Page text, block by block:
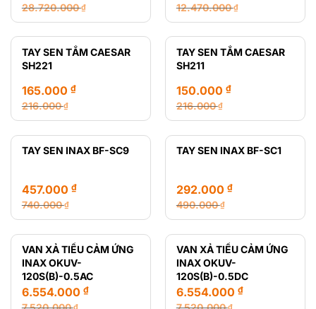
28.720.000₫
Giá
gốc
là:
28.720.000 ₫.
Giá
hiện
tại
là:
12.470.000₫
Giá
gốc
là:
12.470.000 ₫.
Giá
hiện
tại
là:
TAY SEN TẮM CAESAR
SH221
216.000₫
Giá
gốc
là:
165.000 ₫
Giá
hiện
tại
TAY SEN TẮM CAESAR
SH211
216.000₫
Giá
gốc
là:
150.000 ₫
Giá
hiện
tại
TAY SEN INAX BF-SC9
740.000₫
Giá
gốc
là:
740.000 ₫.
457.000 ₫
Giá
hiện
tại
là:
457.000 ₫.
TAY SEN INAX BF-SC1
490.000₫
Giá
gốc
là:
490.000 ₫.
292.000 ₫
Giá
hiện
tại
là:
292.000 ₫.
VAN XẢ TIỂU CẢM ỨNG
INAX OKUV-
120S(B)-0.5AC
6.554.000 ₫
VAN XẢ TIỂU CẢM ỨNG
INAX OKUV-
120S(B)-0.5DC
6.554.000 ₫